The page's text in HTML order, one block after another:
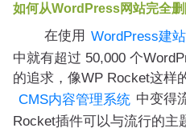
如何从WordPress网站完全
在使用 WordPress建站
中就有超过 50,000 个
的追求，像WP Rocket这样
CMS内容管理系统 中变得
Rocket插件可以与流行的主